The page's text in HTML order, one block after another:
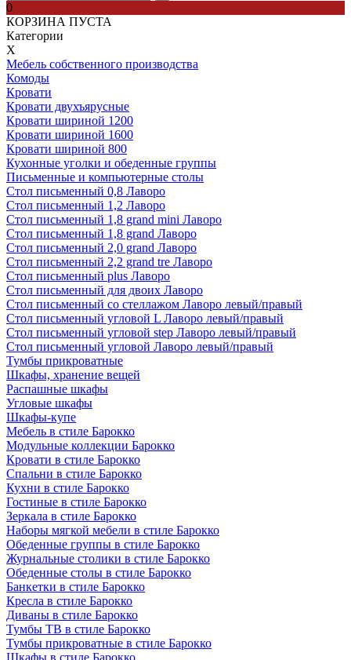
0
КОРЗИНА ПУСТА
Категории
Х
Мебель собственного производства
Комоды
Кровати
Кровати двухъярусные
Кровати шириной 1200
Кровати шириной 1600
Кровати шириной 800
Кухонные уголки и обеденные группы
Письменные и компьютерные столы
Стол письменный 0,8 Лаворо
Стол письменный 1,2 Лаворо
Стол письменный 1,8 grand mini Лаворо
Стол письменный 1,8 grand Лаворо
Стол письменный 2,0 grand Лаворо
Стол письменный 2,2 grand tre Лаворо
Стол письменный plus Лаворо
Стол письменный для двоих Лаворо
Стол письменный со стеллажом Лаворо левый/правый
Стол письменный угловой L Лаворо левый/правый
Стол письменный угловой step Лаворо левый/правый
Стол письменный угловой Лаворо левый/правый
Тумбы прикроватные
Шкафы, хранение вещей
Распашные шкафы
Угловые шкафы
Шкафы-купе
Мебель в стиле Барокко
Модульные коллекции Барокко
Кровати в стиле Барокко
Спальни в стиле Барокко
Кухни в стиле Барокко
Гостиные в стиле Барокко
Зеркала в стиле Барокко
Наборы мягкой мебели в стиле Барокко
Обеденные группы в стиле Барокко
Журнальные столики в стиле Барокко
Обеденные столы в стиле Барокко
Банкетки в стиле Барокко
Кресла в стиле Барокко
Диваны в стиле Барокко
Тумбы ТВ в стиле Барокко
Тумбы прикроватные в стиле Барокко
Шкафы в стиле Барокко